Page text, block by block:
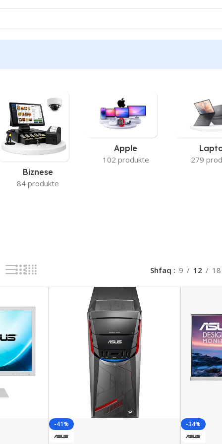
Biznese
84 produkte
Apple
102 produkte
279
Shfaq 9 12 18
-41% -34%